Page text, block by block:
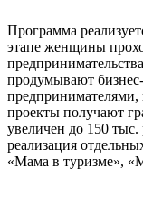
Программа
этапе женщины
продумывают
предпринимателями,
проекты получают
увеличен до 150
реализация
«Мама в туризме»,